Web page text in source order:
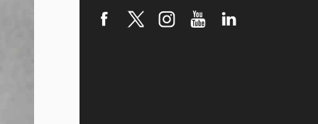
robótica FIRST 2026! (video)